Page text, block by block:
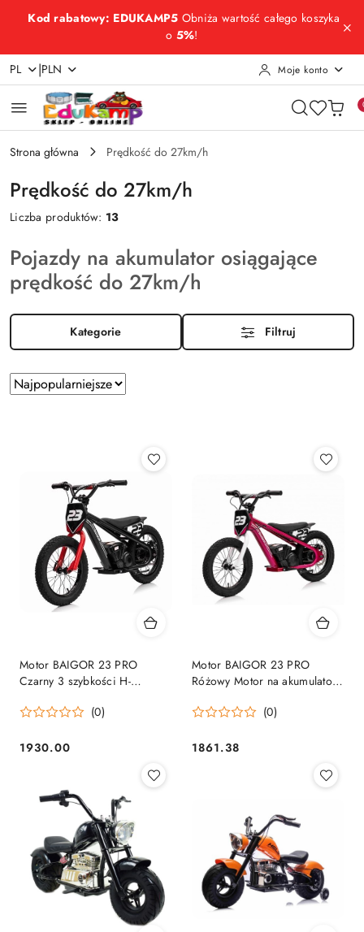
Przejdź do treści głównej
Przejdź do wyszukiwarki
Przejdź do moje konto
Przejdź do menu głównego
Przejdź do stopki
Kod rabatowy: EDUKAMP5 Obniża wartość całego koszyka
o 5%!
PL |PLN Moje konto
Strona główna Prędkość do 27km/h
Prędkość do 27km/h
Liczba produktów: 13
Pojazdy na akumulator osiągające
prędkość do 27km/h
Kategorie Filtruj
Zastosowano
sortowanie:
Sortuj
według
Motor BAIGOR 23 PRO
Czarny 3 szybkości H-
DO 60kg
(0)
Cena:
1930.00
Motor BAIGOR 23 PRO
Różowy Motor na akumulator
(0)
Cena:
1861.38